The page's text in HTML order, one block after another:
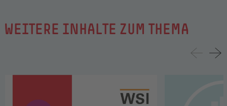
WEITERE INHALTE ZUM THEMA